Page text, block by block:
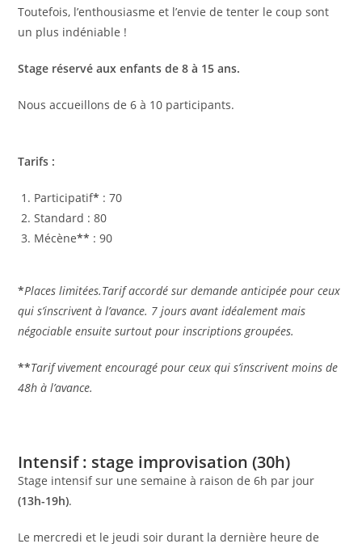
Toutefois, l’enthousiasme et l’envie de tenter le coup sont
un plus indéniable !
Stage réservé aux enfants de 8 à 15 ans.
Nous accueillons de 6 à 10 participants.
Tarifs :
Participatif* : 70
Standard : 80
Mécène** : 90
*Places limitées.Tarif accordé sur demande anticipée pour ceux
qui s’inscrivent à l’avance. 7 jours avant idéalement mais
négociable ensuite surtout pour inscriptions groupées.
**Tarif vivement encouragé pour ceux qui s’inscrivent moins de
48h à l’avance.
Intensif : stage improvisation (30h)
Stage intensif sur une semaine à raison de 6h par jour
(13h-19h).
Le mercredi et le jeudi soir durant la dernière heure de